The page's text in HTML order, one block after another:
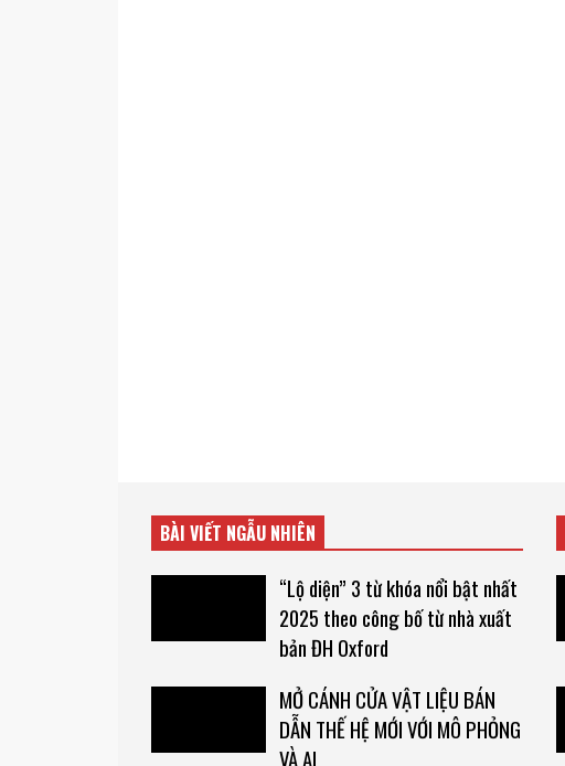
BÀI VIẾT NGẪU NHIÊN
“Lộ diện” 3 từ khóa nổi bật nhất
2025 theo công bố từ nhà xuất
bản ĐH Oxford
MỞ CÁNH CỬA VẬT LIỆU BÁN
DẪN THẾ HỆ MỚI VỚI MÔ PHỎNG
VÀ AI